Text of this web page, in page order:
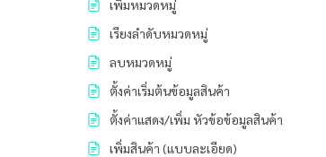
เพิ่มหมวดหมู่
เรียงลำดับหมวดหมู่
ลบหมวดหมู่
ตั้งค่าเริ่มต้นข้อมูลสินค้า
ตั้งค่าแสดง/เพิ่ม หัวข้อข้อมูลสินค้า
เพิ่มสินค้า (แบบละเอียด)